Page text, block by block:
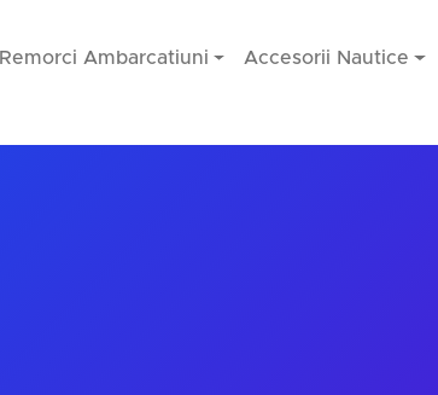
Remorci Ambarcatiuni Accesorii Nautice